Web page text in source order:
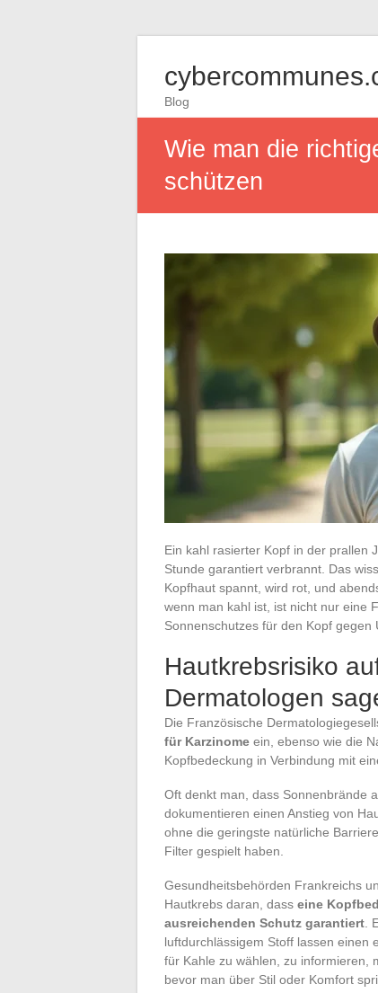
Blog
Wie man die
schützen
Ein kahl rasierter Kopf in der prallen
Stunde garantiert verbrannt. Das
Kopfhaut spannt, wird rot, und
wenn man kahl ist, ist nicht nur eine
Sonnenschutzes für den Kopf gegen
Hautkrebsrisiko
Dermatologen
Die Französische
für Karzinome ein, ebenso wie die
Kopfbedeckung in Verbindung mit
Oft denkt man, dass Sonnenbrände
dokumentieren einen Anstieg von
ohne die geringste natürliche
Filter gespielt haben.
Gesundheitsbehörden Frankreichs
Hautkrebs daran, dass eine
ausreichenden Schutz garantiert .
luftdurchlässigem Stoff lassen einen
für Kahle zu wählen, zu informieren,
bevor man über Stil oder Komfort